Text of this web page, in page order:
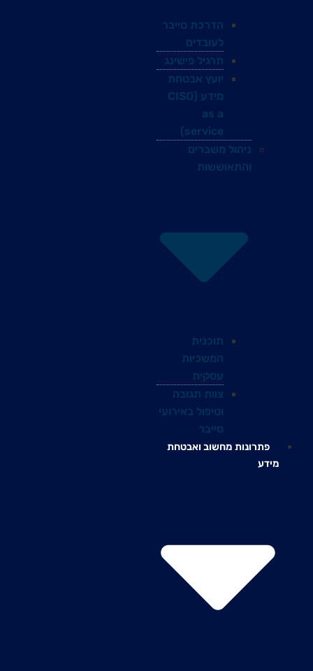
הדרכת סייבר
לעובדים
תרגיל פישינג
יועץ אבטחת
מידע (CISO
as a
service)
ניהול משברים
והתאוששות
תוכנית
המשכיות
עסקית
צוות תגובה
וטיפול באירועי
סייבר
פתרונות מחשוב ואבטחת
מידע